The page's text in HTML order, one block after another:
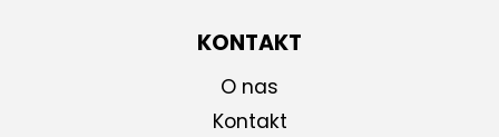
KONTAKT
O nas
Kontakt